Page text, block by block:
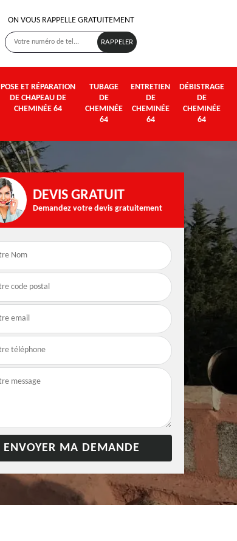
ON VOUS RAPPELLE GRATUITEMENT
POSE ET RÉPARATION
DE CHAPEAU DE
CHEMINÉE 64
TUBAGE
DE
CHEMINÉE
64
ENTRETIEN
DE
CHEMINÉE
64
DÉBISTRAGE
DE
CHEMINÉE
64
Poseur et pose de
poêle à bois et
64
DEVIS GRATUIT
Demandez votre devis gratuitement